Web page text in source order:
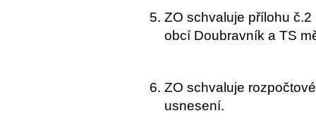
ZO schvaluje přílohu
obcí Doubravník a TS
ZO schvaluje
usnesení.